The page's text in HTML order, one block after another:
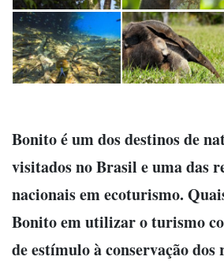
Bonito é um dos destinos de
visitados no Brasil e uma das
nacionais em ecoturismo.
Bonito em utilizar o turismo
de estímulo à conservação dos